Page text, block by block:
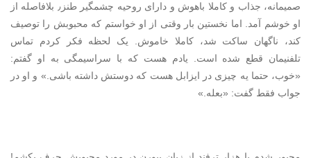
صمیمانه، جذاب و کاملا باهوش و دارای روحیه چشمگیر طنز٫ بلافاصله از
او خوشم آمد. اما نخستین بار وقتی از او خواستم که محبوبش را توصیف
کند، ناگهان ساکت شد، کاملا خاموش. یک لحظه فکر کردم تماس
تلفنیمان قطع شده است. یادم هست که با سراسیمگی به او گفتم:
«خوب، حتما یه چیزی در ایزابل هست که دوستش داشته باشی.» و او در
جواب فقط گفت: «بعله.»